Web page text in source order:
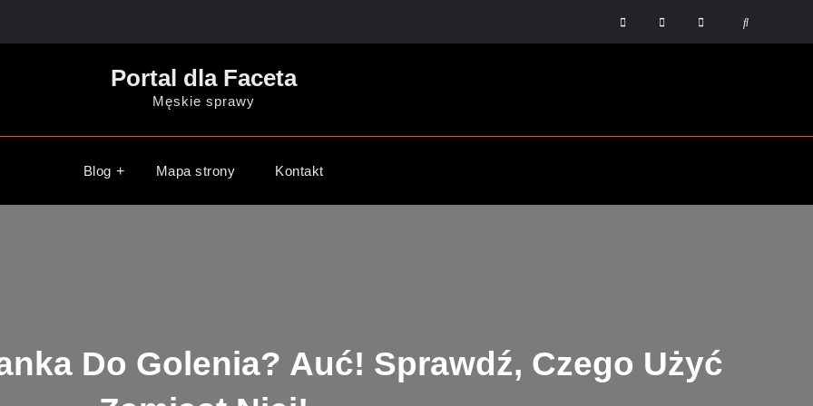
Mapa
strony
KontaktSearch
Portal dla Faceta
Męskie sprawy
Blog Mapa strony Kontakt
Do Golenia? Auć! Sprawdź, Czego Użyć